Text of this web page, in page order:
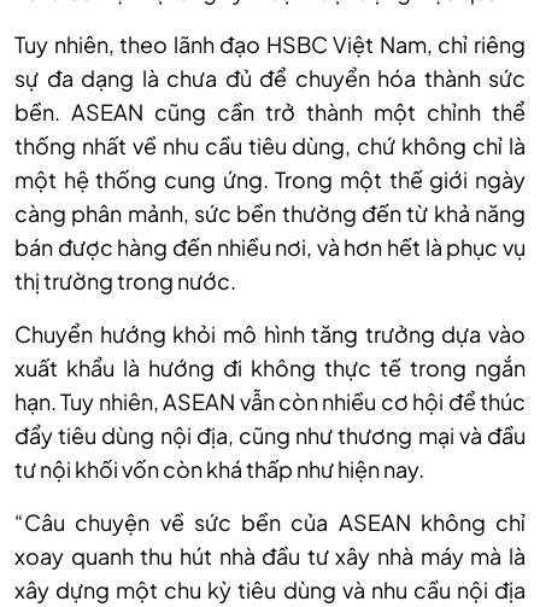
Tuy nhiên, theo lãnh đạo HSBC Việt Nam, chỉ riêng
sự đa dạng là chưa đủ để chuyển hóa thành sức
bền. ASEAN cũng cần trở thành một chỉnh thể
thống nhất về nhu cầu tiêu dùng, chứ không chỉ là
một hệ thống cung ứng. Trong một thế giới ngày
càng phân mảnh, sức bền thường đến từ khả năng
bán được hàng đến nhiều nơi, và hơn hết là phục vụ
thị trường trong nước.
Chuyển hướng khỏi mô hình tăng trưởng dựa vào
xuất khẩu là hướng đi không thực tế trong ngắn
hạn. Tuy nhiên, ASEAN vẫn còn nhiều cơ hội để thúc
đẩy tiêu dùng nội địa, cũng như thương mại và đầu
tư nội khối vốn còn khá thấp như hiện nay.
“Câu chuyện về sức bền của ASEAN không chỉ
xoay quanh thu hút nhà đầu tư xây nhà máy mà là
xây dựng một chu kỳ tiêu dùng và nhu cầu nội địa